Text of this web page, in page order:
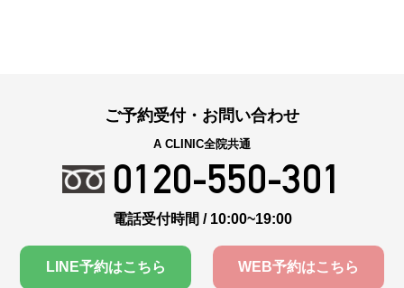
ご予約受付・お問い合わせ
A CLINIC全院共通
0120-550-301
電話受付時間 / 10:00~19:00
LINE予約はこちら WEB予約はこちら